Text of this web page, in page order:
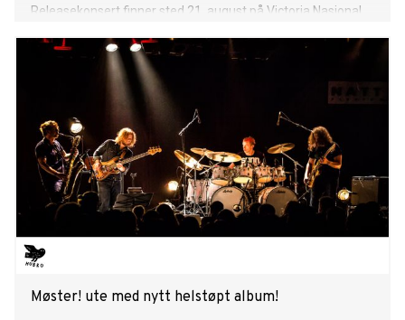
Releasekonsert finner sted 21. august på Victoria Nasjonal
Møster! ute med nytt helstøpt album!